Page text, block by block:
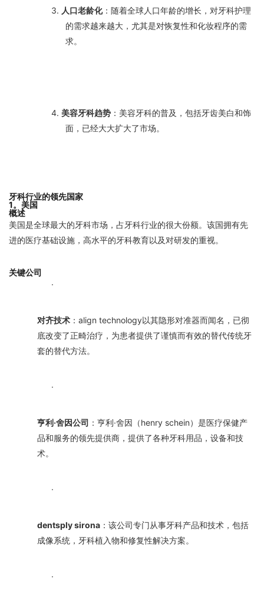
3. 人口老龄化：随着全球人口年龄的增长，对牙科护理
的需求越来越大，尤其是对恢复性和化妆程序的需
求。
4. 美容牙科趋势 ：美容牙科的普及，包括牙齿美白和饰
面，已经大大扩大了市场。
牙科行业的领先国家
1。美国
概述
美国是全球最大的牙科市场，占牙科行业的很大份额。该国拥有先
进的医疗基础设施，高水平的牙科教育以及对研发的重视。
关键公司
·
对齐技术 ：align technology以其隐形对准器而闻名，已彻
底改变了正畸治疗，为患者提供了谨慎而有效的替代传统牙
套的替代方法。
·
亨利·舍因公司 ：亨利·舍因（henry schein）是医疗保健产
品和服务的领先提供商，提供了各种牙科用品，设备和技
术。
·
dentsply sirona ：该公司专门从事牙科产品和技术，包括
成像系统，牙科植入物和修复性解决方案。
·